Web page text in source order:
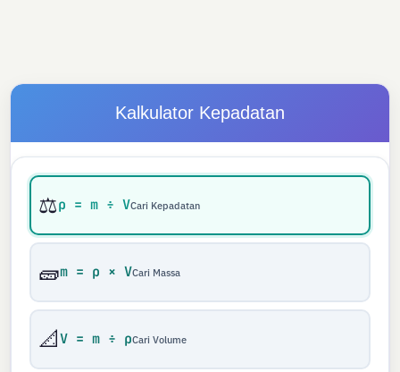
Kalkulator Kepadatan
⚖️ρ = m ÷ VCari Kepadatan
🧱m = ρ × VCari Massa
📐V = m ÷ ρCari Volume